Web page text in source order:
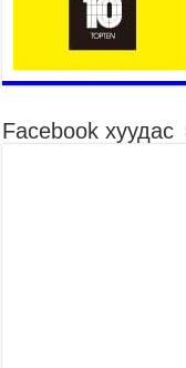
иргэдэд тусламж,
2026 оны 7 сар 15 / 11 цаг 30
үргэлжилж байна
Төв цэнгэлдэх орчмын
Facebook хуудас